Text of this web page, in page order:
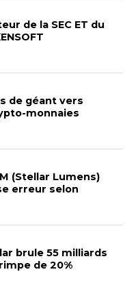
de la SEC ET du
de géant vers
monnaies
(Stellar Lumens)
erreur selon
brule 55 milliards
de 20%